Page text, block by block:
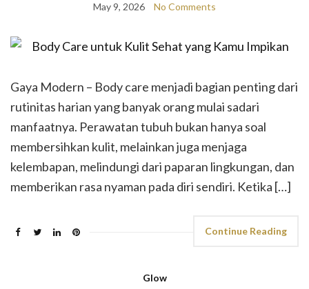
May 9, 2026 No Comments
Gaya Modern – Body care menjadi bagian penting dari
rutinitas harian yang banyak orang mulai sadari
manfaatnya. Perawatan tubuh bukan hanya soal
membersihkan kulit, melainkan juga menjaga
kelembapan, melindungi dari paparan lingkungan, dan
memberikan rasa nyaman pada diri sendiri. Ketika […]
Continue Reading
Glow